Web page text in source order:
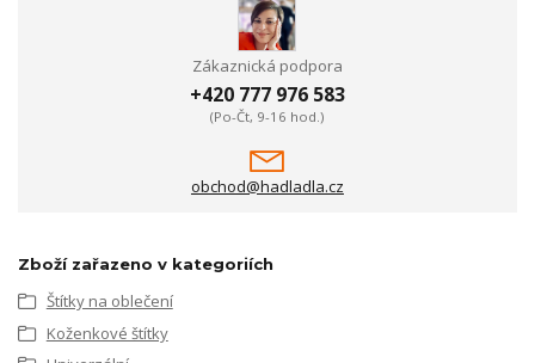
Zákaznická podpora
+420 777 976 583
(Po-Čt, 9-16 hod.)
obchod@hadladla.cz
Zboží zařazeno v kategoriích
Štítky na oblečení
Koženkové štítky